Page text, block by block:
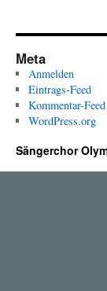
Meta
Anmelden
Eintrags-Feed
Kommentar-Feed
WordPress.org
Sängerchor